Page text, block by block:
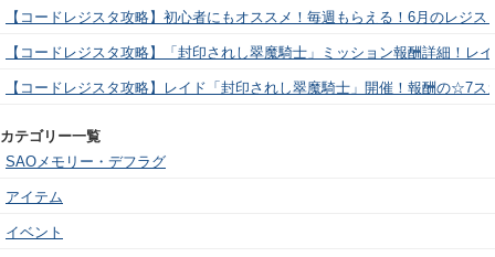
【コードレジスタ攻略】初心者にもオススメ！毎週もらえる！6月のレジ
【コードレジスタ攻略】「封印されし翠魔騎士」ミッション報酬詳細！レ
【コードレジスタ攻略】レイド「封印されし翠魔騎士」開催！報酬の☆7
カテゴリー一覧
SAOメモリー・デフラグ
アイテム
イベント